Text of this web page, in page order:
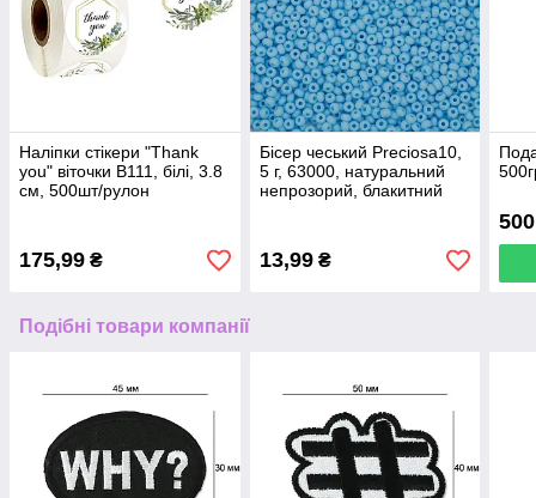
Наліпки стікери "Thank
you" віточки В111, білі, 3.8
см, 500шт/рулон
175,99 ₴
Бісер чеський Preciosa10,
5 г, 63000, натуральний
непрозорий, блакитний
13,99₴
500
Подібні товари компанії